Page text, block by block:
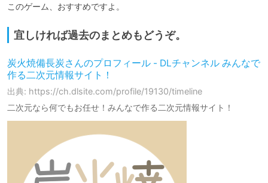
このゲーム、おすすめですよ。
宜しければ過去のまとめもどうぞ。
炭火焼備長炭さんのプロフィール - DLチャンネル みんなで
作る二次元情報サイト！
出典: https://ch.dlsite.com/profile/19130/timeline
二次元なら何でもお任せ！みんなで作る二次元情報サイト！